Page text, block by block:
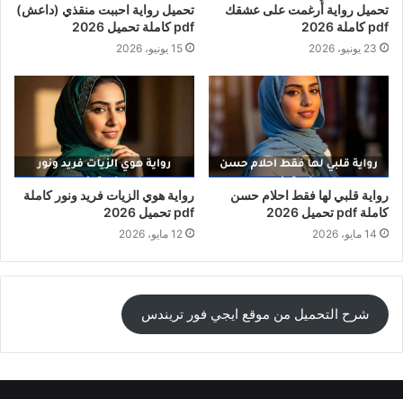
تحميل رواية أُرغمت على عشقك
pdf كاملة 2026
23 يونيو، 2026
تحميل رواية احببت منقذي (داعش)
pdf كاملة تحميل 2026
15 يونيو، 2026
رواية قلبي لها فقط احلام حسن
كاملة pdf تحميل 2026
14 مايو، 2026
رواية هوي الزيات فريد ونور كاملة
pdf تحميل 2026
12 مايو، 2026
شرح التحميل من موقع ايجي فور تريندس